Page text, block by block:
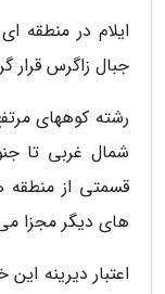
ایلام در منطقه
جبال زاگرس قرار
شمال غربی تا
قسمتی از منطقه
های دیگر مجزا
اعتبار دیرینه